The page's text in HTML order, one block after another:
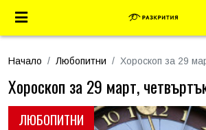
Начало Любопитни Хороскоп за 29
ЛЮБОПИТНИ
Хороскоп за 29 март,